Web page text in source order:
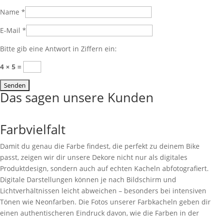
Name *
E-Mail *
Bitte gib eine Antwort in Ziffern ein:
4 × 5 =
Das sagen unsere Kunden
Farbvielfalt
Damit du genau die Farbe findest, die perfekt zu deinem Bike
passt, zeigen wir dir unsere Dekore nicht nur als digitales
Produktdesign, sondern auch auf echten Kacheln abfotografiert.
Digitale Darstellungen können je nach Bildschirm und
Lichtverhältnissen leicht abweichen – besonders bei intensiven
Tönen wie Neonfarben. Die Fotos unserer Farbkacheln geben dir
einen authentischeren Eindruck davon, wie die Farben in der